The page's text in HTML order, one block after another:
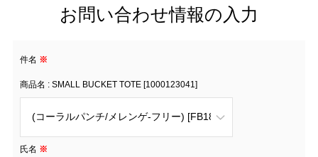
お問い合わせ情報の入力
件名 ※
商品名 : SMALL BUCKET TOTE [1000123041]
氏名 ※